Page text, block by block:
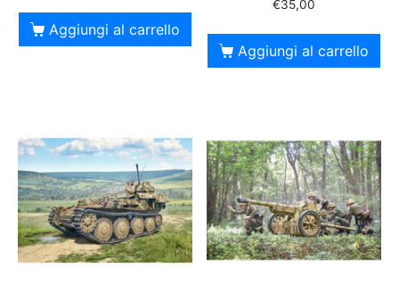
Aggiungi al carrello
€35,00
Aggiungi al carrello